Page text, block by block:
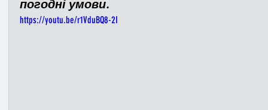
погодні умови.
https://youtu.be/r1VduBQ8-2I